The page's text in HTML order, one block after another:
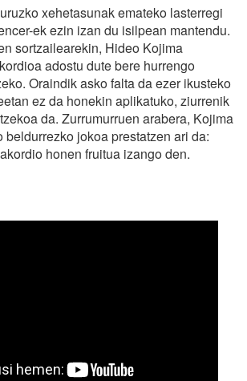
xehetasunak emateko lasterregi
ek ezin izan du isilpean mantendu.
sortzailearekin, Hideo Kojima
adostu dute bere hurrengo
Oraindik asko falta da ezer ikusteko
ez da honekin aplikatuko, ziurrenik
da. Zurrumurruen arabera, Kojima
beldurrezko jokoa prestatzen ari da:
honen fruitua izango den.